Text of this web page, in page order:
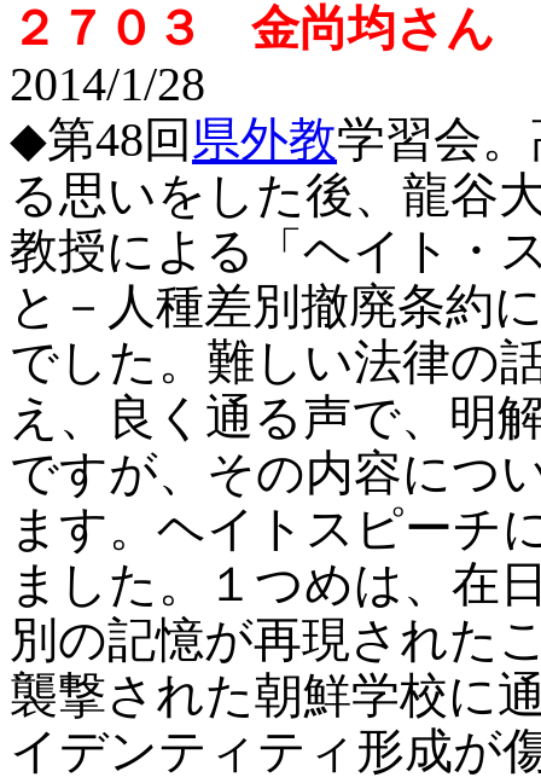
２７０３ 金尚均さ
2014/1/28
◆第48回 県外教学習会
る思いをした後、龍谷
教授による「ヘイト・
と－ 人種差別撤廃条約
でした。難しい法律の
え、良く通る声で、明
ですが、その内容につ
ます。ヘイトスピーチ
ました。１つめは、在
別の記憶が再現された
襲撃された朝鮮学校に
イデンティティ形成が